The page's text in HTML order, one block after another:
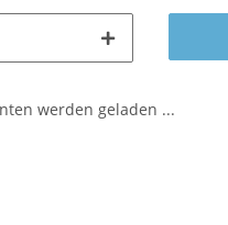
werden geladen ...